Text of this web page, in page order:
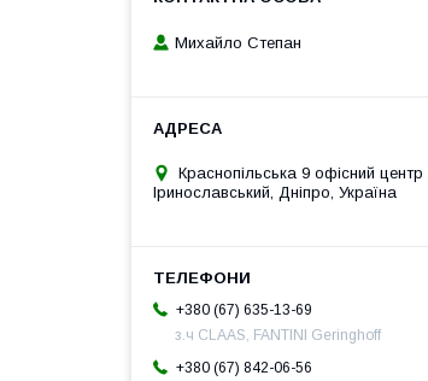
Михайло Степан
Краснопільська 9 офісний центр
Іринославський, Дніпро, Україна
+380 (67) 635-13-69
з.ч CLAAS, FANTINI Geringhoff
+380 (67) 842-06-56